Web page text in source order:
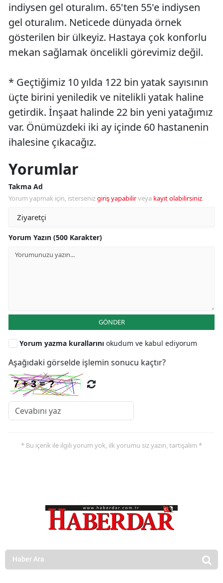
indiysen gel oturalım. 65'ten 55'e indiysen
gel oturalım. Neticede dünyada örnek
gösterilen bir ülkeyiz. Hastaya çok konforlu
mekan sağlamak öncelikli görevimiz değil.
* Geçtiğimiz 10 yılda 122 bin yatak sayısının
üçte birini yeniledik ve nitelikli yatak haline
getirdik. İnşaat halinde 22 bin yeni yatağımız
var. Önümüzdeki iki ay içinde 60 hastanenin
ihalesine çıkacağız.
Yorumlar
Takma Ad
Yorum yapmak için, istersenizgiriş yapabilirveya kayıt olabilirsiniz.
Yorum Yazın (500 Karakter)
GÖNDER
Yorum yazma kurallarını okudum ve kabul ediyorum
Aşağıdaki görselde işlemin sonucu kaçtır?
* Bu içerik ile ilgili yorum yok, ilk yorumu siz yazın, tartışalım *